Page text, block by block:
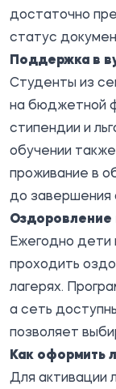
достаточно
статус
Поддержка в
Студенты из
на бюджетной
стипендии и
обучении
проживание в
до завершения
Оздоровление
Ежегодно дети
проходить
лагерях.
а сеть
позволяет
Как оформить
Для активации